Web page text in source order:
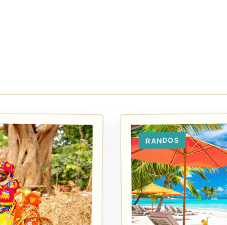
RANDOS